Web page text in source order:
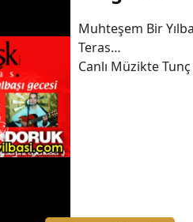
Alın
Muhteşem Bir
Teras…
Canlı Müzikte